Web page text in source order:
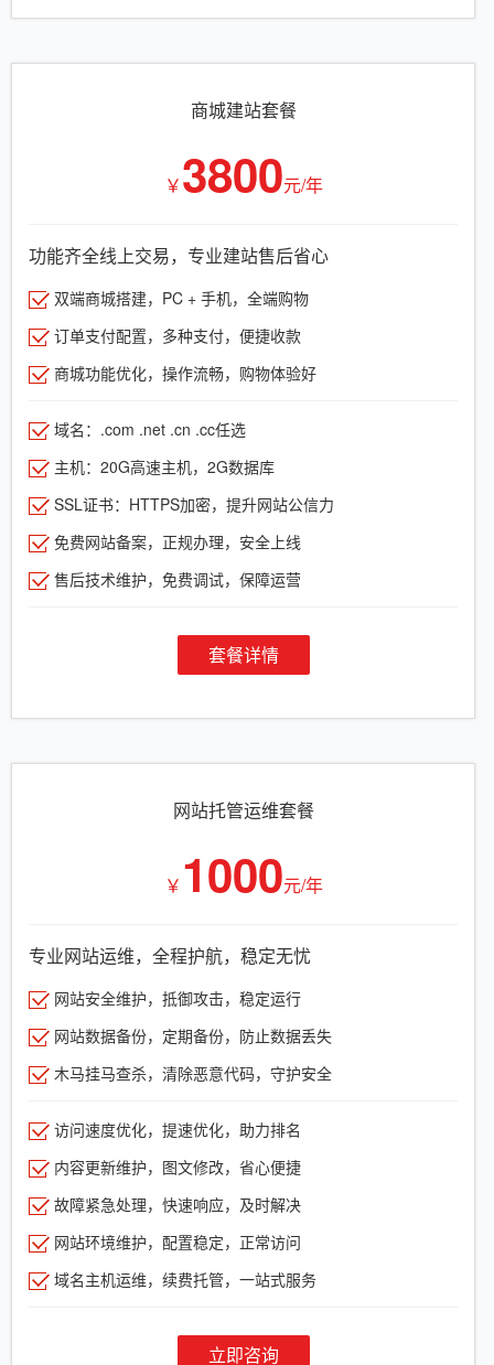
商城建站套餐
￥3800元/年
功能齐全线上交易，专业建站售后省心
双端商城搭建，PC + 手机，全端购物
订单支付配置，多种支付，便捷收款
商城功能优化，操作流畅，购物体验好
域名：.com .net .cn .cc任选
主机：20G高速主机，2G数据库
SSL证书：HTTPS加密，提升网站公信力
免费网站备案，正规办理，安全上线
售后技术维护，免费调试，保障运营
套餐详情
网站托管运维套餐
￥ 1000元/年
专业网站运维，全程护航，稳定无忧
网站安全维护，抵御攻击，稳定运行
网站数据备份，定期备份，防止数据丢失
木马挂马查杀，清除恶意代码，守护安全
访问速度优化，提速优化，助力排名
内容更新维护，图文修改，省心便捷
故障紧急处理，快速响应，及时解决
网站环境维护，配置稳定，正常访问
域名主机运维，续费托管，一站式服务
立即咨询